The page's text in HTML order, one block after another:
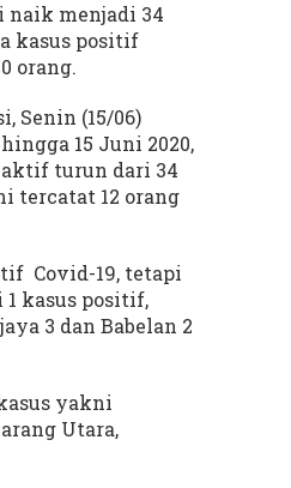
naik menjadi 34
kasus positif
orang.
Senin (15/06)
15 Juni 2020,
aktif turun dari 34
tercatat 12 orang
Covid-19, tetapi
kasus positif,
3 dan Babelan 2
yakni
Utara,